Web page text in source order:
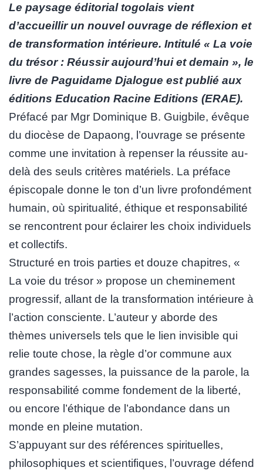
Le paysage éditorial togolais vient
d’accueillir un nouvel ouvrage de réflexion et
de transformation intérieure. Intitulé « La voie
du trésor : Réussir aujourd’hui et demain », le
livre de Paguidame Djalogue est publié aux
éditions Education Racine Editions (ERAE).
Préfacé par Mgr Dominique B. Guigbile, évêque
du diocèse de Dapaong, l’ouvrage se présente
comme une invitation à repenser la réussite au-
delà des seuls critères matériels. La préface
épiscopale donne le ton d’un livre profondément
humain, où spiritualité, éthique et responsabilité
se rencontrent pour éclairer les choix individuels
et collectifs.
Structuré en trois parties et douze chapitres, «
La voie du trésor » propose un cheminement
progressif, allant de la transformation intérieure à
l’action consciente. L’auteur y aborde des
thèmes universels tels que le lien invisible qui
relie toute chose, la règle d’or commune aux
grandes sagesses, la puissance de la parole, la
responsabilité comme fondement de la liberté,
ou encore l’éthique de l’abondance dans un
monde en pleine mutation.
S’appuyant sur des références spirituelles,
philosophiques et scientifiques, l’ouvrage défend